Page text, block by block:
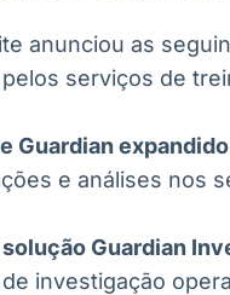
anunciou as
serviços de
Guardian
e análises nos
solução Guardian
investigação